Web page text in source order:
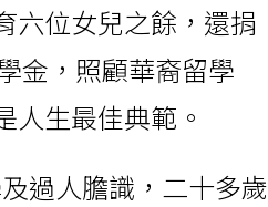
六位女兒之餘，還捐
金，照顧華裔留學
人生最佳典範。
過人膽識，二十多歲